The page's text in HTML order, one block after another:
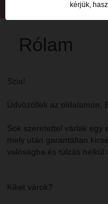
Rólam
Szia!
Üdvözöllek az oldalamon,
Sok szeretettel várlak egy
mely után garantáltan
valóságba és túlzás
Kiket várok?
kérjük,